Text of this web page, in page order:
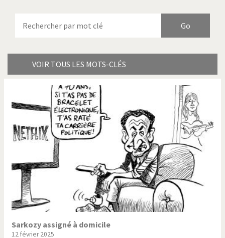
VOIR TOUS LES MOTS-CLÉS
Bienvenue en Italie
Bye Biden! Catholique ou pas très?
Chère énergie!
Cybermonde
Du printemps arabe à
l'hiver
Election présidentielle US Guerre en Syrie
Hopp Deutschland Israël - Palestine
L'Amérique et les armes L'Iran tremble
La Chine et nous
La Corée du Nord: guerre ou
Sarkozy assigné à domicile
12 février 2025